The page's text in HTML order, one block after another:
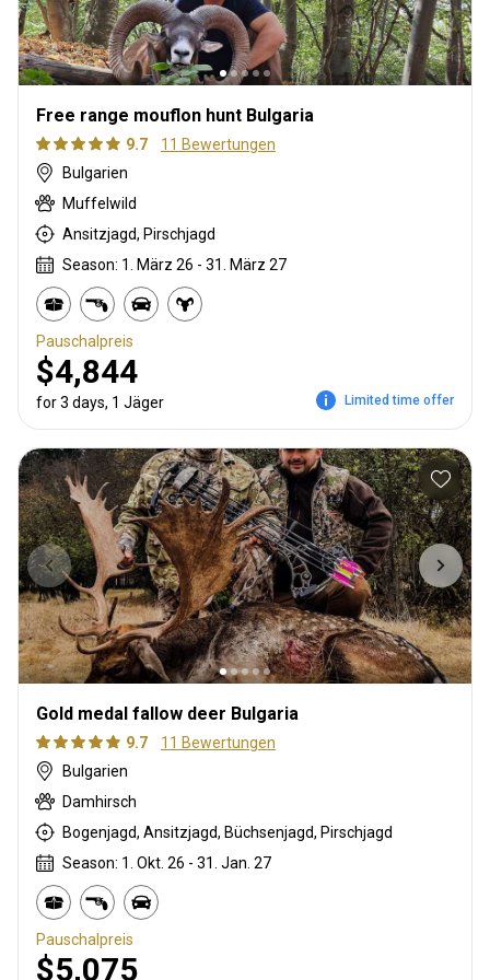
Free range mouflon hunt Bulgaria
9.7
11 Bewertungen
Bulgarien
Muffelwild
Ansitzjagd, Pirschjagd
Season: 1. März 26 - 31. März 27
Pauschalpreis
$4,844
for 3 days, 1 Jäger Limited time offer
Gold medal fallow deer Bulgaria
9.7
11 Bewertungen
Bulgarien
Damhirsch
Bogenjagd, Ansitzjagd, Büchsenjagd, Pirschjagd
Season: 1. Okt. 26 - 31. Jan. 27
Pauschalpreis
$5,075